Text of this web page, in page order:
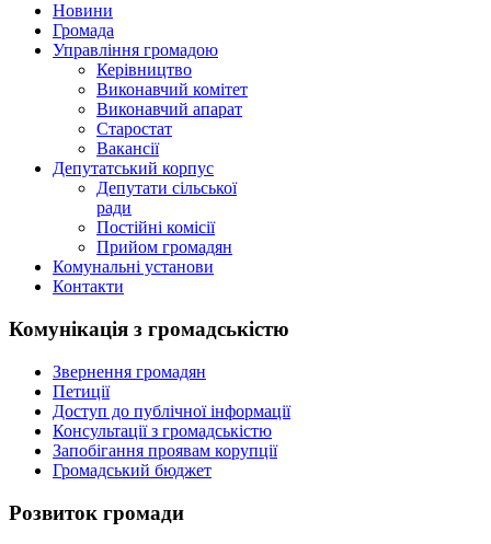
Новини
Громада
Управління громадою
Керівництво
Виконавчий комітет
Виконавчий апарат
Старостат
Вакансії
Депутатський корпус
Депутати сільської
ради
Постійні комісії
Прийом громадян
Комунальні установи
Контакти
Комунікація з громадськістю
Звернення громадян
Петиції
Доступ до публічної інформації
Консультації з громадськістю
Запобігання проявам корупції
Громадський бюджет
Розвиток громади